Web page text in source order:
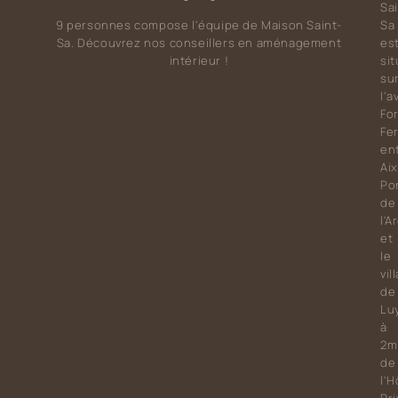
9 personnes compose l'équipe de Maison Saint-
Sa. Découvrez nos conseillers en aménagement
intérieur !
Sa
Aix
de
et
le
de
à
de